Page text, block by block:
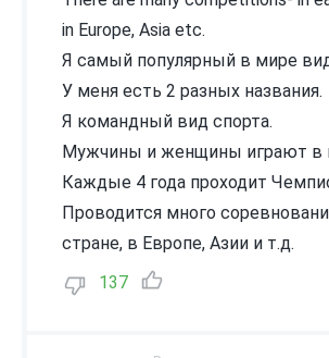
in Europe, Asia etc.
Я самый популярный в мире
У меня есть 2 разных названия.
Я командный вид спорта.
Мужчины и женщины играют в
Каждые 4 года проходит
Проводится много
стране, в Европе, Азии и т.д.
137